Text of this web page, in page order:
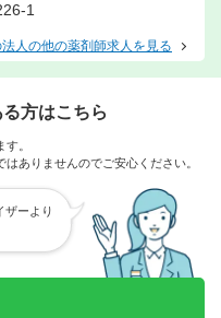
1
法人の他の薬剤師求人を見る
方はこちら
。
ありませんのでご安心ください。
ザーより